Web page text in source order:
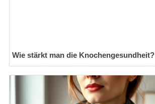
Wie stärkt man die Knochengesundheit?